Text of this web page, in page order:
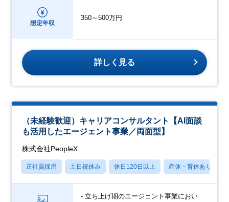
想定年収
350～500万円
詳しく見る
（未経験歓迎）キャリアコンサルタント【AI面談
も活用したエージェント事業／両面型】
株式会社PeopleX
正社員採用 土日祝休み 休日120日以上 産休・育休あり
- 立ち上げ期のエージェント事業におい